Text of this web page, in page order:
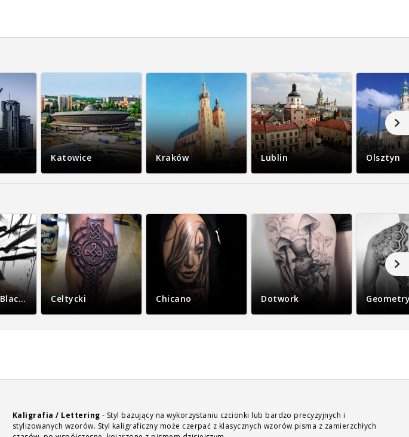
Katowice Kraków Lublin Olsztyn
Blackwork / Blackout Celtycki Chicano Dotwork
Kaligrafia / Lettering - Styl bazujący na wykorzystaniu czcionki lub bardzo precyzyjnych i
stylizowanych wzorów. Styl kaligraficzny może czerpać z klasycznych wzorów pisma z zamierzchłych